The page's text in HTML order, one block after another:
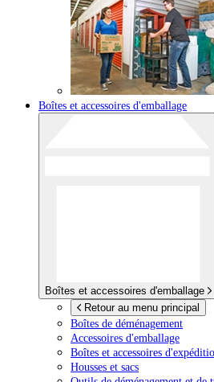
Boîtes et accessoires d'emballage
Boîtes et accessoires d'emballage
Retour au menu principal
Boîtes de déménagement
Accessoires d'emballage
Boîtes et accessoires
Housses et sacs